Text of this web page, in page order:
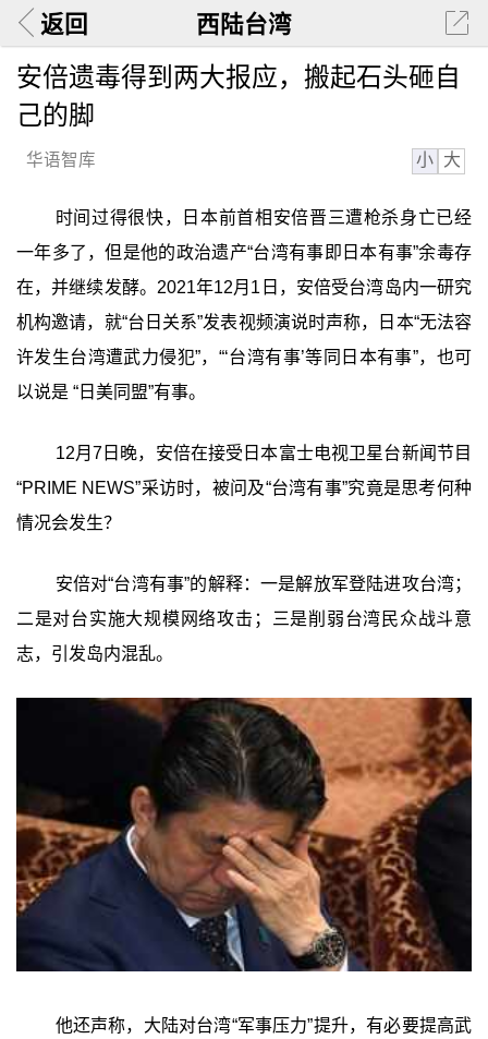
返回 西陆台湾
安倍遗毒得到两大报应，搬起石头砸自
己的脚
华语智库 小 大
时间过得很快，日本前首相安倍晋三遭枪杀身亡已经
一年多了，但是他的政治遗产“台湾有事即日本有事”余毒存
在，并继续发酵。2021年12月1日，安倍受台湾岛内一研究
机构邀请，就“台日关系”发表视频演说时声称，日本“无法容
许发生台湾遭武力侵犯”，“‘台湾有事’等同日本有事”，也可
以说是 “日美同盟”有事。
12月7日晚，安倍在接受日本富士电视卫星台新闻节目
“PRIME NEWS”采访时，被问及“台湾有事”究竟是思考何种
情况会发生？
安倍对“台湾有事”的解释：一是解放军登陆进攻台湾；
二是对台实施大规模网络攻击；三是削弱台湾民众战斗意
志，引发岛内混乱。
他还声称，大陆对台湾“军事压力”提升，有必要提高武